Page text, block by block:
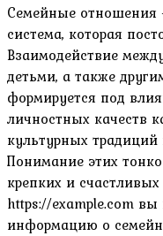
Семейные отношения
система, которая
Взаимодействие
детьми, а также
формируется под
личностных качеств
культурных
Понимание этих
крепких и
https://example.com
информацию о